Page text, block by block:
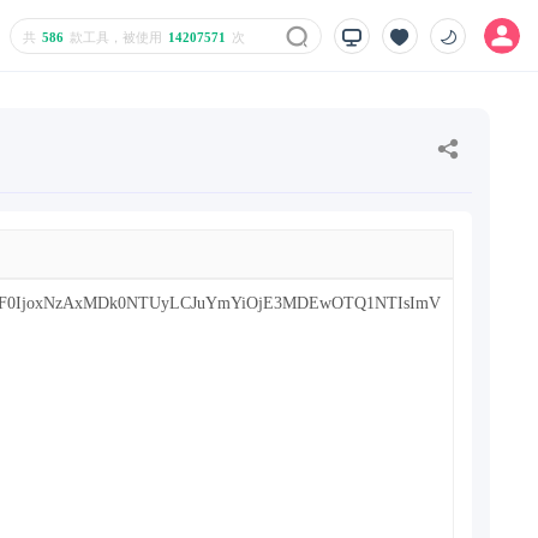
共 586 款工具，被使用 14207571 次